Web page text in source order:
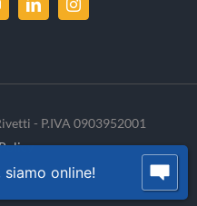
- P.IVA 0903952001
online!